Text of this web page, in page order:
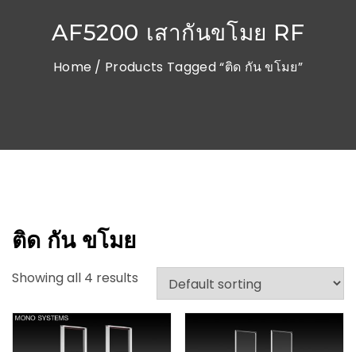
AF5200 เสากันขโมย RF
Home / Products Tagged “ติด กัน ขโมย”
ติด กัน ขโมย
Showing all 4 results